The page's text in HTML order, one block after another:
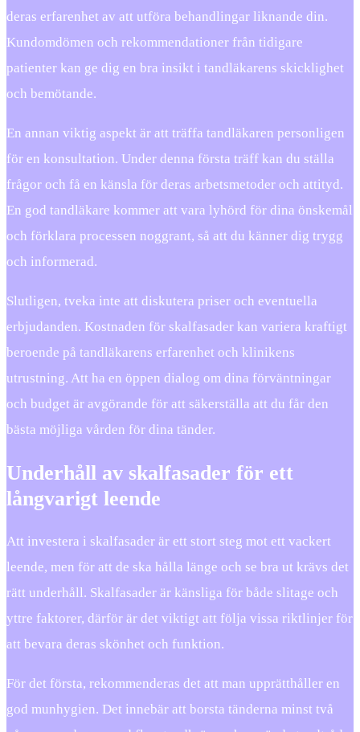
deras erfarenhet av att utföra behandlingar liknande din.
Kundomdömen och rekommendationer från tidigare
patienter kan ge dig en bra insikt i tandläkarens skicklighet
och bemötande.
En annan viktig aspekt är att träffa tandläkaren personligen
för en konsultation. Under denna första träff kan du ställa
frågor och få en känsla för deras arbetsmetoder och attityd.
En god tandläkare kommer att vara lyhörd för dina önskemål
och förklara processen noggrant, så att du känner dig trygg
och informerad.
Slutligen, tveka inte att diskutera priser och eventuella
erbjudanden. Kostnaden för skalfasader kan variera kraftigt
beroende på tandläkarens erfarenhet och klinikens
utrustning. Att ha en öppen dialog om dina förväntningar
och budget är avgörande för att säkerställa att du får den
bästa möjliga vården för dina tänder.
Underhåll av skalfasader för ett
långvarigt leende
Att investera i skalfasader är ett stort steg mot ett vackert
leende, men för att de ska hålla länge och se bra ut krävs det
rätt underhåll. Skalfasader är känsliga för både slitage och
yttre faktorer, därför är det viktigt att följa vissa riktlinjer för
att bevara deras skönhet och funktion.
För det första, rekommenderas det att man upprätthåller en
god munhygien. Det innebär att borsta tänderna minst två